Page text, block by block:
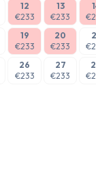
12
€233
13
€233
19
€233
20
€233
26
€233
27
€233